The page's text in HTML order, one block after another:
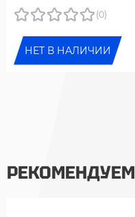
(0)
НЕТ В НАЛИЧИИ
РЕКОМЕНДУЕМ